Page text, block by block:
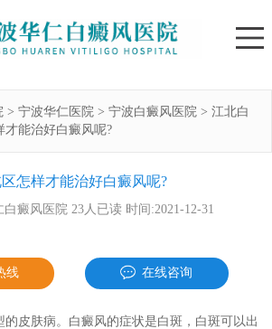
>宁波华仁医院 >宁波白癜风医院 >江北白
才能治好白癜风呢?
怎样才能治好白癜风呢?
癜风医院 23人已读 时间:2021-12-31
线 在线咨询
皮肤病。白癜风的症状是白斑，白斑可以出